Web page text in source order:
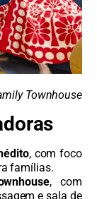
Townhouse
, com foco
famílias.
, com
e sala de